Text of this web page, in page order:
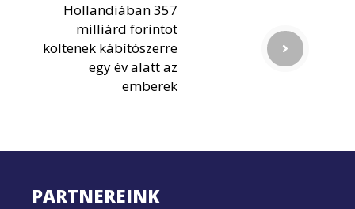
Hollandiában 357
milliárd forintot
költenek kábítószerre
egy év alatt az
emberek
PARTNEREINK